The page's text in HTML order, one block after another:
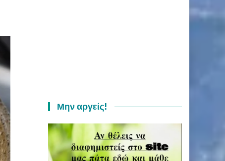
Μην αργείς!